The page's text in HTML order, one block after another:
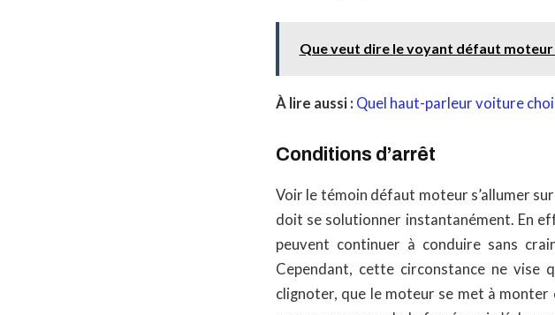
Que veut dire le voyant défaut moteur
À lire aussi : Quel haut-parleur voiture
Conditions d’arrêt
Voir le témoin défaut moteur s’allumer
doit se solutionner instantanément. En
peuvent continuer à conduire sans
Cependant, cette circonstance ne vise
clignoter, que le moteur se met à